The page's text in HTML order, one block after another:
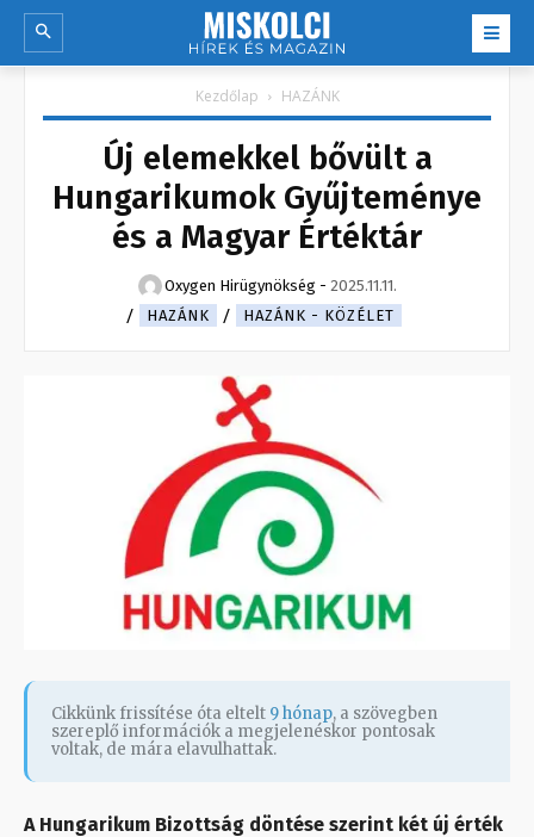
Kezdőlap HAZÁNK
Új elemekkel bővült a
Hungarikumok Gyűjteménye
és a Magyar Értéktár
Oxygen Hirügynökség - 2025.11.11.
HAZÁNK
HAZÁNK - KÖZÉLET
Cikkünk frissítése óta eltelt 9 hónap, a szövegben
szereplő információk a megjelenéskor pontosak
voltak, de mára elavulhattak.
A Hungarikum Bizottság döntése szerint két új érték